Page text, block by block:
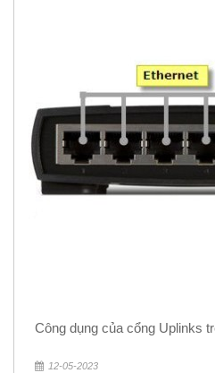
Công dụng của cổng Uplinks
12-05-2023